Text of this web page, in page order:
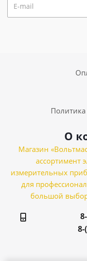
О
Магазин
ассортимент
измерительных
для
большой
8-